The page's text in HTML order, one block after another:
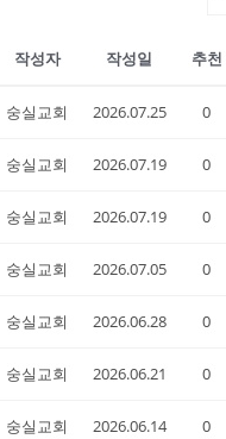
작성자 작성일 추천
숭실교회 2026.07.25 0
숭실교회 2026.07.19 0
숭실교회 2026.07.19 0
숭실교회 2026.07.05 0
숭실교회 2026.06.28 0
숭실교회 2026.06.21 0
숭실교회 2026.06.14 0